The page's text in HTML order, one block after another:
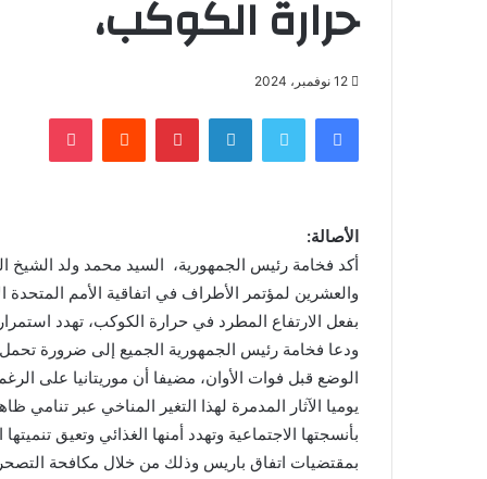
حرارة الكوكب،
12 نوفمبر، 2024
فيسبوك لينكدإن بينتيريست
الأصالة:
أكد فخامة رئيس الجمهورية، السيد محمد ولد الشيخ
بفعل الارتفاع المطرد في حرارة الكوكب، تهدد
ودعا فخامة رئيس الجمهورية الجميع إلى ضرورة
يوميا الآثار المدمرة لهذا التغير المناخي عبر تنامي
بأنسجتها الاجتماعية وتهدد أمنها الغذائي وتعيق
بمقتضيات اتفاق باريس وذلك من خلال مكافحة